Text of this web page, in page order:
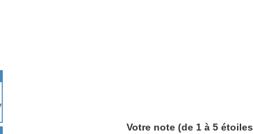
Votre note (de 1 à 5